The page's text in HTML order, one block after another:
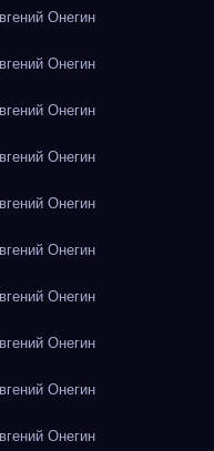
Онегин
Онегин
Онегин
Онегин
Онегин
Онегин
Онегин
Онегин
Онегин
Онегин